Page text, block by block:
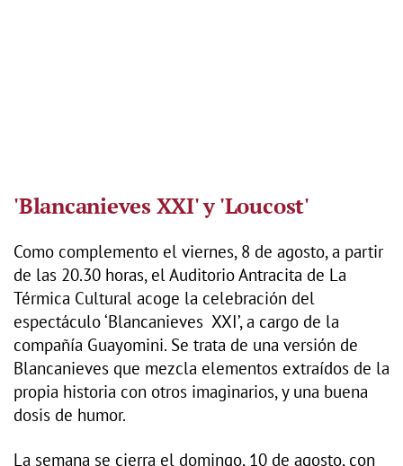
'Blancanieves XXI' y 'Loucost'
Como complemento el viernes, 8 de agosto, a partir
de las 20.30 horas, el Auditorio Antracita de La
Térmica Cultural acoge la celebración del
espectáculo ‘Blancanieves XXI’, a cargo de la
compañía Guayomini. Se trata de una versión de
Blancanieves que mezcla elementos extraídos de la
propia historia con otros imaginarios, y una buena
dosis de humor.
La semana se cierra el domingo, 10 de agosto, con